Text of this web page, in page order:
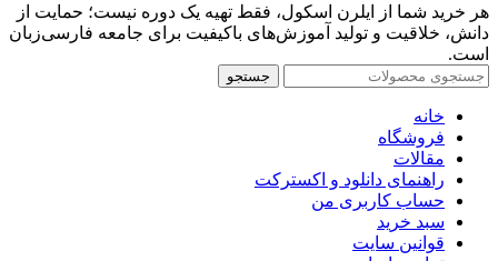
هر خرید شما از ایلرن اسکول، فقط تهیه یک دوره نیست؛ حمایت از
دانش، خلاقیت و تولید آموزش‌های باکیفیت برای جامعه فارسی‌زبان
است.
جستجو
خانه
فروشگاه
مقالات
راهنمای دانلود و اکسترکت
حساب کاربری من
سبد خرید
قوانین سایت